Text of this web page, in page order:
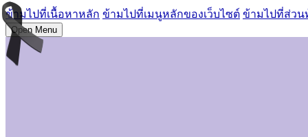
ข้ามไปที่เนื้อหาหลัก ข้ามไปที่เมนูหลักของเว็บไซต์ ข้ามไปที่ส่วน
Open Menu